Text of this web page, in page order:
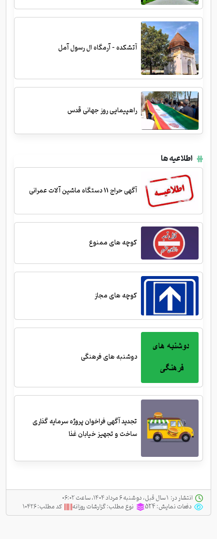
آتشکده - آرمگاه ال رسول آمل
راهپیمایی روز جهانی قدس
اطلاعیه ها
آگهی حراج 11 دستگاه ماشین آلات عمرانی
کوچه های ممنوع
کوچه های مجاز
دوشنبه های فرهنگی
تجدید آگهی فراخوان پروژه سرمایه گذاری
ساخت و تجهیز خیابان غذا
انتشار در:
دفعات نمایش:524 نوع مطلب:گزارشات روزانه کد مطلب:۱۰۴۲۶